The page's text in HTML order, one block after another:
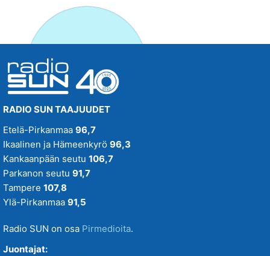
RADIO SUN TAAJUUDET
Etelä-Pirkanmaa 96,7
Ikaalinen ja Hämeenkyrö 96,3
Kankaanpään seutu 106,7
Parkanon seutu 91,7
Tampere 107,8
Ylä-Pirkanmaa 91,5
Radio SUN on osa Pirmedioita.
Juontajat: